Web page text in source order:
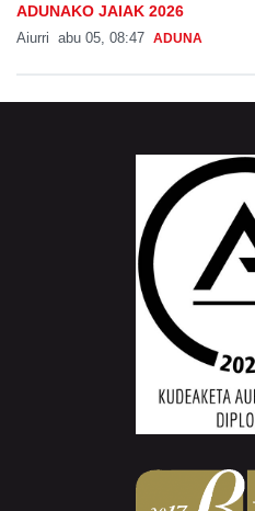
ADUNAKO JAIAK 2026
Aiurri abu 05, 08:47 ADUNA